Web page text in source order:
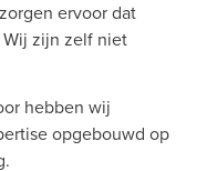
ervoor dat
Wij zijn zelf niet
hebben wij
opgebouwd op